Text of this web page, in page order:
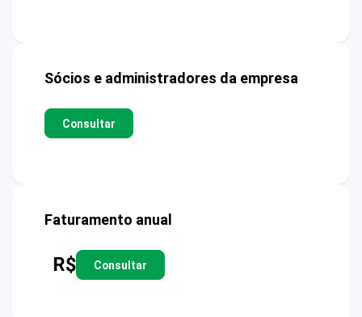
Sócios e administradores da empresa
Consultar
Faturamento anual
R$ Consultar